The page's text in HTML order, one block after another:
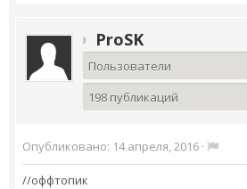
ProSK
Пользователи
198 публикаций
Опубликовано: 14 апреля, 2016 ·
//оффтопик